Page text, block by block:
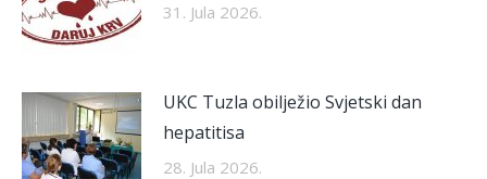
31. Jula 2026.
UKC Tuzla obilježio Svjetski dan
hepatitisa
28. Jula 2026.